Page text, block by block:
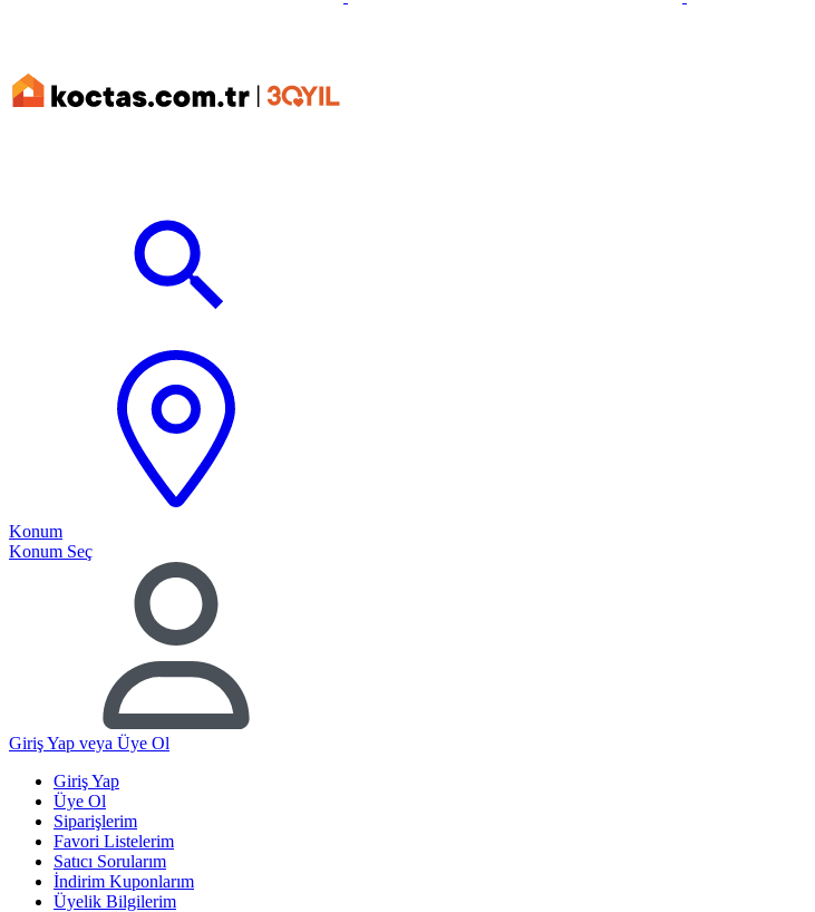
Konum
Konum Seç
Giriş Yap veya Üye Ol
Giriş Yap
Üye Ol
Siparişlerim
Favori Listelerim
Satıcı Sorularım
İndirim Kuponlarım
Üyelik Bilgilerim